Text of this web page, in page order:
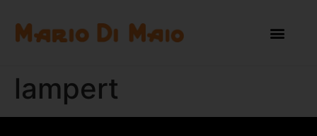
lampert